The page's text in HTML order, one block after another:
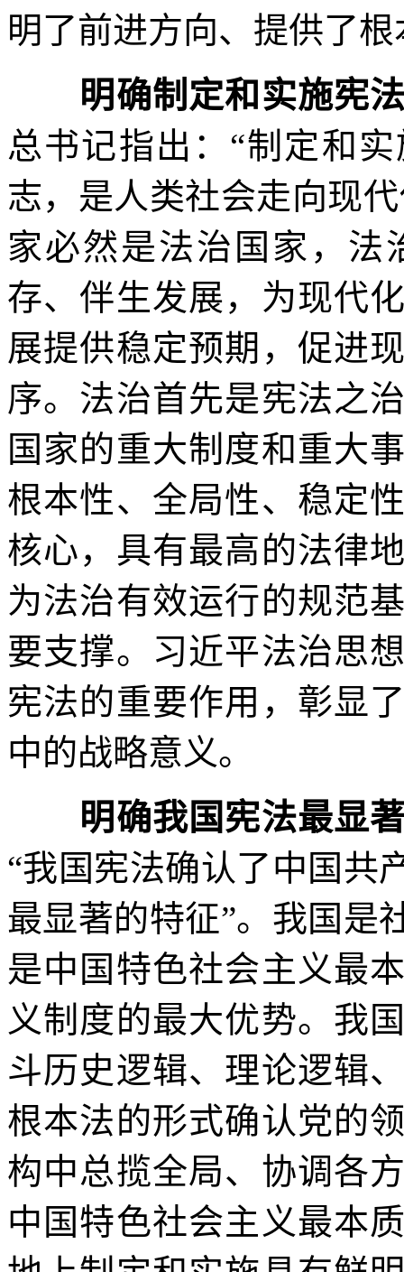
明了前进方向、提供了
明确制定和实施宪
总书记指出：“制定和
志，是人类社会走向现
家必然是法治国家，法
存、伴生发展，为现代
展提供稳定预期，促进
序。法治首先是宪法之
国家的重大制度和重大
根本性、全局性、稳定
核心，具有最高的法律
为法治有效运行的规范
要支撑。习近平法治思
宪法的重要作用，彰显
中的战略意义。
明确我国宪法最显著
“我国宪法确认了中国共
最显著的特征”。我国是
是中国特色社会主义最
义制度的最大优势。我
斗历史逻辑、理论逻辑
根本法的形式确认党的
构中总揽全局、协调各
中国特色社会主义最本